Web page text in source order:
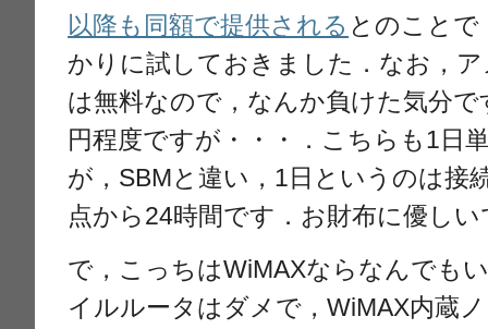
以降も同額で提供される とのこと
かりに試しておきました．なお，
は無料なので，なんか負けた気分
円程度ですが・・・．こちらも1日
が，SBMと違い，1日というのは接
点から24時間です．お財布に優しい
で，こっちはWiMAXならなんでも
イルルータはダメで，WiMAX内蔵